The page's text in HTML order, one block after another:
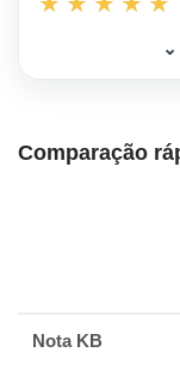
Comparação
Nota KB